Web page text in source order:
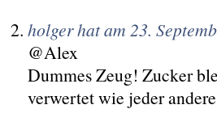
holger hat am 23.
@Alex
Dummes Zeug! Zucker
verwertet wie jeder